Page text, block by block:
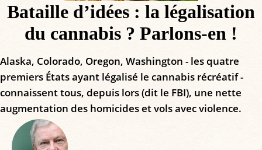
Bataille d’idées : la légalisation
du cannabis ? Parlons-en !
Alaska, Colorado, Oregon, Washington - les quatre
premiers États ayant légalisé le cannabis récréatif -
connaissent tous, depuis lors (dit le FBI), une nette
augmentation des homicides et vols avec violence.